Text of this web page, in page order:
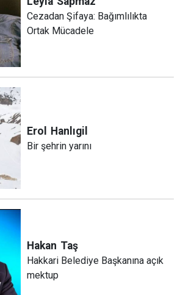
​Cezadan Şifaya: Bağımlılıkta
Ortak Mücadele
Erol Hanlıgil
Bir şehrin yarını
Hakan Taş
Hakkari Belediye Başkanına açık
mektup